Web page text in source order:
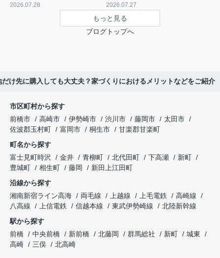
2026.07.28 2026.07.27
もっと見る
ブログトップへ
だけ先に購入しても大丈夫？家づくりにおけるメリットなどをご紹介
市区町村から探す
前橋市
高崎市 伊勢崎市 渋川市 藤岡市
太田市
佐波郡玉村町
富岡市 桐生市
甘楽郡甘楽町
町名から探す
富士見町時沢
金井 青柳町 北代田町 下高瀬
新町
豊城町
相生町 藤岡
新田上江田町
沿線から探す
湘南新宿ライン高海
両毛線 上越線 上毛電鉄
高崎線
八高線
上信電鉄 信越本線 東武伊勢崎線
北陸新幹線
駅から探す
前橋
中央前橋 新前橋 北藤岡 群馬総社 新町
城東
高崎
三俣 北高崎